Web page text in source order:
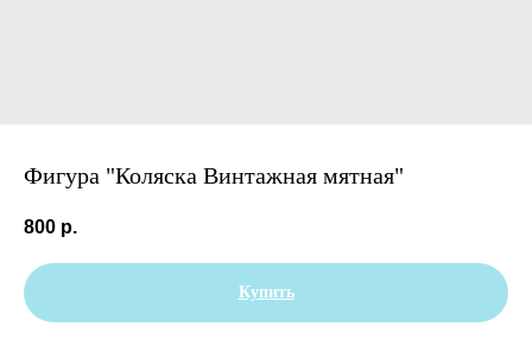
Фигура "Коляска Винтажная мятная"
800 р.
Купить